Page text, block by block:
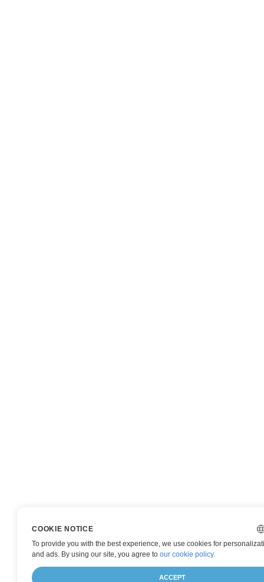
COOKIE NOTICE
To provide you with the best experience, we use cookies for
and ads. By using our site, you agree toour cookie policy.
ACCEPT